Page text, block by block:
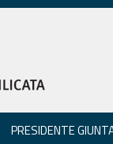
PRESIDENTE